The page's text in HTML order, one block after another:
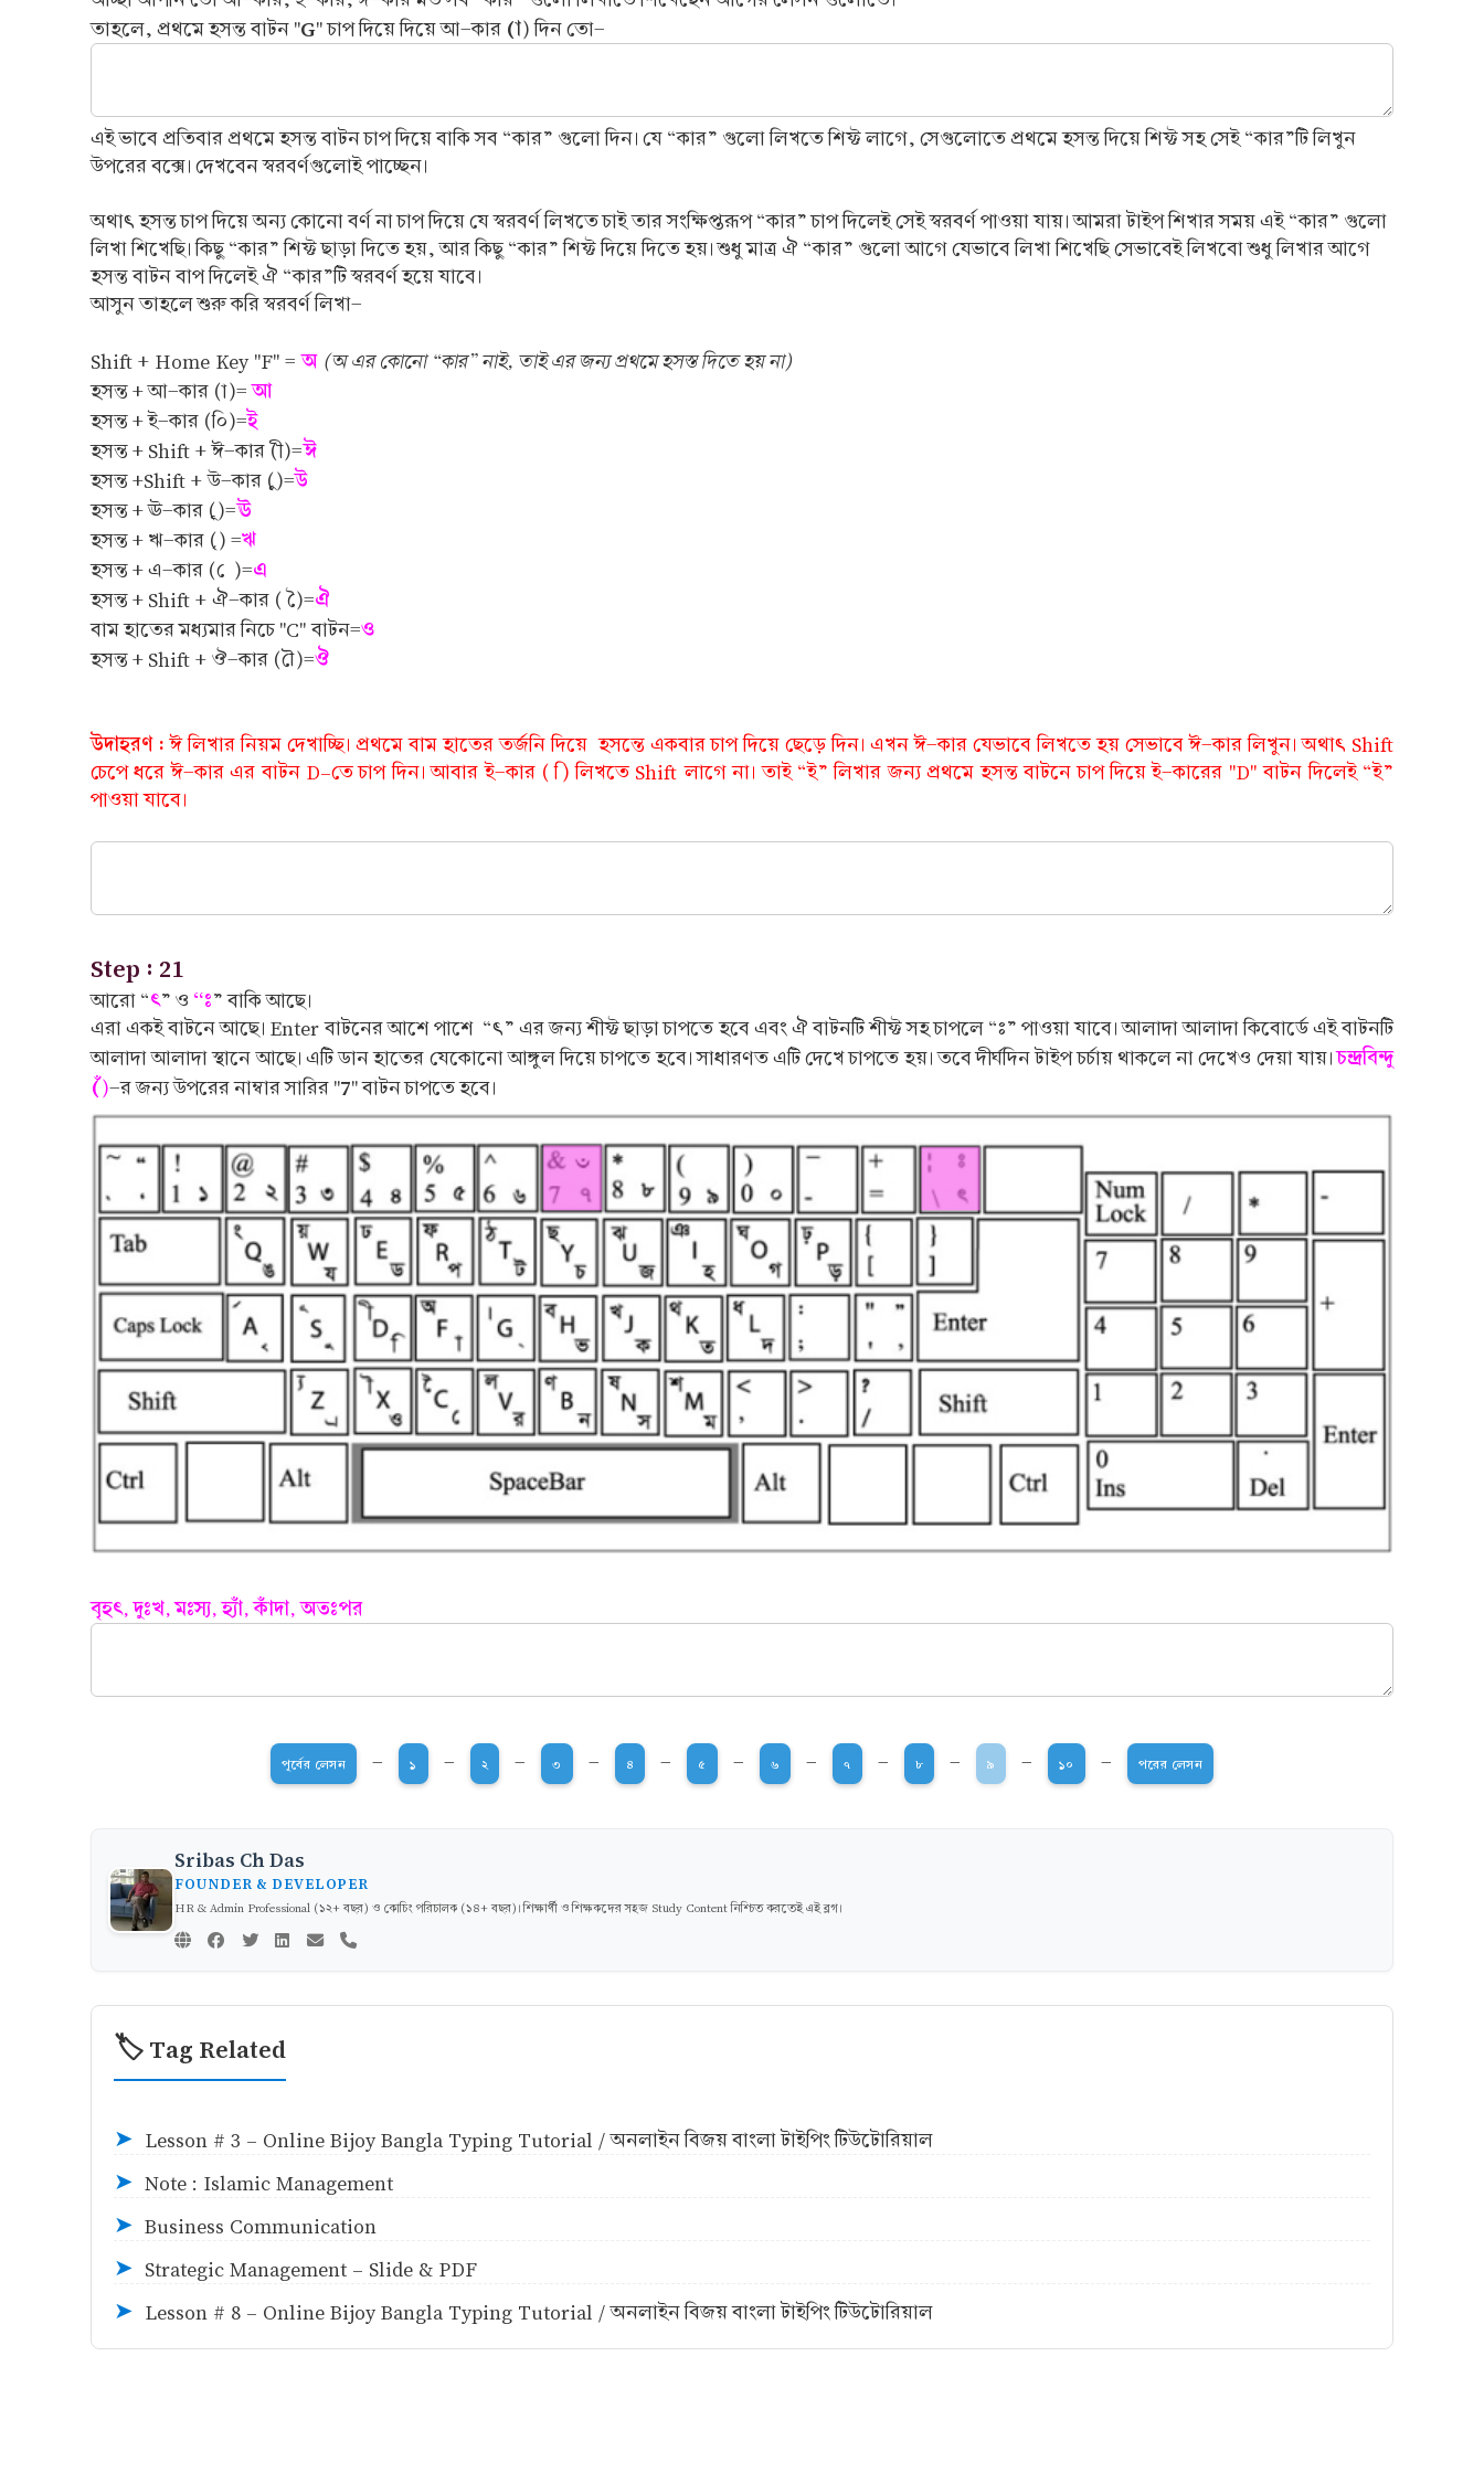
তাহলে, প্রথমে হসন্ত বাটন "G" চাপ দিয়ে দিয়ে আ-কার (া) দিন তো-
এই ভাবে প্রতিবার প্রথমে হসন্ত বাটন চাপ দিয়ে বাকি সব “কার” গুলো দিন। যে “কার” গুলো লিখতে শিফ্ট লাগে, সেগুলোতে প্রথমে হসন্ত দিয়ে শিফ্ট সহ সেই “কার”টি লিখুন
উপরের বক্সে। দেখবেন স্বরবর্ণগুলোই পাচ্ছেন।
অথাৎ হসন্ত চাপ দিয়ে অন্য কোনো বর্ণ না চাপ দিয়ে যে স্বরবর্ণ লিখতে চাই তার সংক্ষিপ্তরূপ “কার” চাপ দিলেই সেই স্বরবর্ণ পাওয়া যায়। আমরা টাইপ শিখার সময় এই “কার” গুলো
লিখা শিখেছি। কিছু “কার” শিফ্ট ছাড়া দিতে হয়, আর কিছু “কার” শিফ্ট দিয়ে দিতে হয়। শুধু মাত্র ঐ “কার” গুলো আগে যেভাবে লিখা শিখেছি সেভাবেই লিখবো শুধু লিখার আগে
হসন্ত বাটন বাপ দিলেই ঐ “কার”টি স্বরবর্ণ হয়ে যাবে।
আসুন তাহলে শুরু করি স্বরবর্ণ লিখা-
Shift + Home Key "F" =অ (অ এর কোনো “কার” নাই, তাই এর জন্য প্রথমে হসস্ত দিতে হয় না)
হসন্ত + আ-কার (া)=আ
হসন্ত + ই-কার (০ি)=ই
হসন্ত + Shift + ঈ-কার (ী)=ঈ
হসন্ত +Shift + উ-কার (ু)=উ
হসন্ত + ঊ-কার (ূ)=ঊ
হসন্ত + ঋ-কার (ৃ) =ঋ
হসন্ত + এ-কার ( ে )=এ
হসন্ত + ‍Shift + ঐ-কার ( ৈ)=ঐ
বাম হাতের মধ্যমার নিচে "C" বাটন=ও
হসন্ত + Shift + ঔ-কার (ৌ)=ঔ
উদাহরণ : ঈ লিখার নিয়ম দেখাচ্ছি। প্রথমে বাম হাতের তর্জনি দিয়ে হসন্তে একবার চাপ দিয়ে ছেড়ে দিন। এখন ঈ-কার যেভাবে লিখতে হয় সেভাবে ঈ-কার লিখুন। অথাৎ Shift
চেপে ধরে ঈ-কার এর বাটন D-তে চাপ দিন। আবার ই-কার ( ি) লিখতে Shift লাগে না। তাই “ই” লিখার জন্য প্রথমে হসন্ত বাটনে চাপ দিয়ে ই-কারের "D" বাটন দিলেই “ই”
পাওয়া যাবে।
Step : 21
আরো “ৎ” ও “ঃ” বাকি আছে।
এরা একই বাটনে আছে। Enter বাটনের আশে পাশে “ৎ” এর জন্য শীফ্ট ছাড়া চাপতে হবে এবং ঐ বাটনটি শীফ্ট সহ চাপলে “ঃ” পাওয়া যাবে। আলাদা আলাদা কিবোর্ডে এই বাটনটি
আলাদা আলাদা স্থানে আছে। এটি ডান হাতের যেকোনো আঙ্গুল দিয়ে চাপতে হবে। সাধারণত এটি দেখে চাপতে হয়। তবে দীর্ঘদিন টাইপ চর্চায় থাকলে না দেখেও দেয়া যায়।চন্দ্রবিন্দু
(ঁ)-র জন্য উপরের নাম্বার সারির "7" বাটন চাপতে হবে।
বৃহৎ, দুঃখ, মঃস্য, হ্যাঁ, কাঁদা, অতঃপর
পূর্বের লেসন - ১ - ২ - ৩ - ৪ - ৫ - ৬ - ৭ - ৮ - ৯ - ১০ - পরের লেসন
Sribas Ch Das
FOUNDER & DEVELOPER
HR & Admin Professional (১২+ বছর) ও কোচিং পরিচালক (১৪+ বছর)। শিক্ষার্থী ও শিক্ষকদের সহজ Study Content নিশ্চিত করতেই এই ব্লগ।
🏷️ Tag Related
➤ Lesson # 3 - Online Bijoy Bangla Typing Tutorial / অনলাইন বিজয় বাংলা টাইপিং টিউটোরিয়াল
➤ Note : Islamic Management
➤ Business Communication
➤ Strategic Management - ‍Slide & PDF
➤ Lesson # 8 - Online Bijoy Bangla Typing Tutorial / অনলাইন বিজয় বাংলা টাইপিং টিউটোরিয়াল